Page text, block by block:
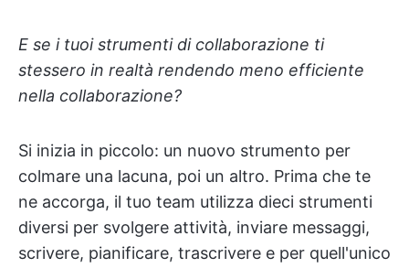
E se i tuoi strumenti di collaborazione ti
stessero in realtà rendendo meno efficiente
nella collaborazione?
Si inizia in piccolo: un nuovo strumento per
colmare una lacuna, poi un altro. Prima che te
ne accorga, il tuo team utilizza dieci strumenti
diversi per svolgere attività, inviare messaggi,
scrivere, pianificare, trascrivere e per quell'unico